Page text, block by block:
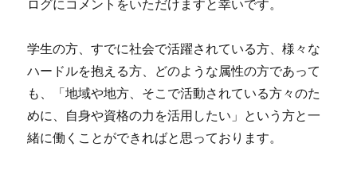
ログにコメントをいただけますと幸いです。
学生の方、すでに社会で活躍されている方、様々な
ハードルを抱える方、どのような属性の方であって
も、「地域や地方、そこで活動されている方々のた
めに、自身や資格の力を活用したい」という方と一
緒に働くことができればと思っております。